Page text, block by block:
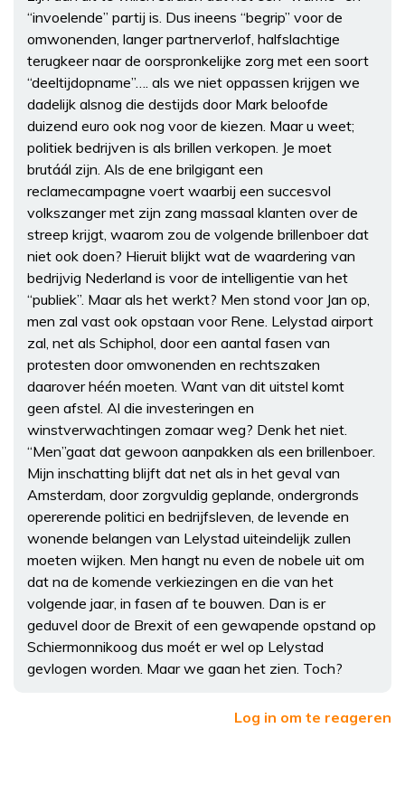
“invoelende” partij is. Dus ineens “begrip” voor de
omwonenden, langer partnerverlof, halfslachtige
terugkeer naar de oorspronkelijke zorg met een soort
“deeltijdopname”…. als we niet oppassen krijgen we
dadelijk alsnog die destijds door Mark beloofde
duizend euro ook nog voor de kiezen. Maar u weet;
politiek bedrijven is als brillen verkopen. Je moet
brutáál zijn. Als de ene brilgigant een
reclamecampagne voert waarbij een succesvol
volkszanger met zijn zang massaal klanten over de
streep krijgt, waarom zou de volgende brillenboer dat
niet ook doen? Hieruit blijkt wat de waardering van
bedrijvig Nederland is voor de intelligentie van het
“publiek”. Maar als het werkt? Men stond voor Jan op,
men zal vast ook opstaan voor Rene. Lelystad airport
zal, net als Schiphol, door een aantal fasen van
protesten door omwonenden en rechtszaken
daarover héén moeten. Want van dit uitstel komt
geen afstel. Al die investeringen en
winstverwachtingen zomaar weg? Denk het niet.
“Men”gaat dat gewoon aanpakken als een brillenboer.
Mijn inschatting blijft dat net als in het geval van
Amsterdam, door zorgvuldig geplande, ondergronds
opererende politici en bedrijfsleven, de levende en
wonende belangen van Lelystad uiteindelijk zullen
moeten wijken. Men hangt nu even de nobele uit om
dat na de komende verkiezingen en die van het
volgende jaar, in fasen af te bouwen. Dan is er
geduvel door de Brexit of een gewapende opstand op
Schiermonnikoog dus moét er wel op Lelystad
gevlogen worden. Maar we gaan het zien. Toch?
Log in om te reageren